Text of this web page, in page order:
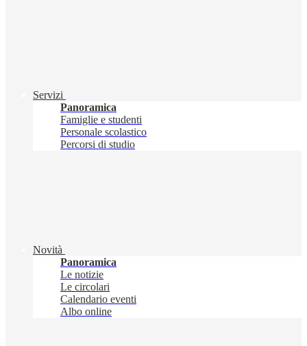
Servizi
Panoramica
Famiglie e studenti
Personale scolastico
Percorsi di studio
Novità
Panoramica
Le notizie
Le circolari
Calendario eventi
Albo online